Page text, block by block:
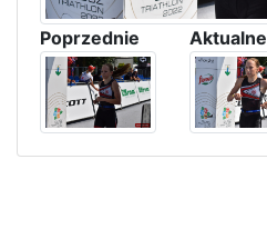
Poprzednie Aktualne